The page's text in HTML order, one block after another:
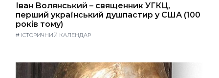
Іван Волянський – священник УГКЦ,
перший український душпастир у США (100
років тому)
# ІСТОРИЧНИЙ КАЛЕНДАР